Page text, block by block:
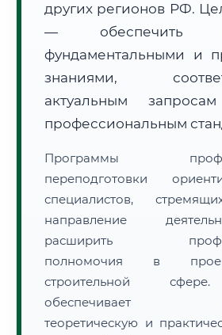
🗺️ Зона обслуживания: г. Ош
• Маршрут транзита:
• Экспресс-доставка СДЭК / Почтой:
3–4
📜 Документы и аккредитация
Нажмите на документ для
других регионов РФ.
— обеспечить
фундаментальными и
знаниями,
актуальным
профессиональным
Программы
переподготовки
специалистов,
направление
расширить
полномочия в
строительной
обеспечивает
теоретическую и